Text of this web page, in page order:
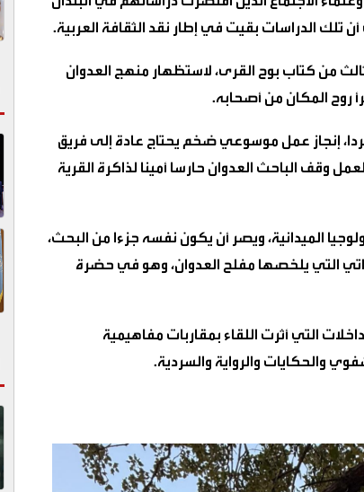
تلك الدراسات بقيت في إطار نقد الثقافة العربية.
من كتاب بوح القرى، لاستظهار منهج العدوان
روح المكان من أصحابه.
إنجاز عمل موسوعي ضخم يحتاج عادة إلى فريق
وقف الباحث العدوان حارسا أمينا لذاكرة القرية
الميدانية، ويصر أن يكون نفسه جزءا من البحث،
التي يلخصها مفلح العدوان، وهو في حضرة
التي أثرت اللقاء بمقاربات مفاهيمية
والحكايات والرواية والسردية.